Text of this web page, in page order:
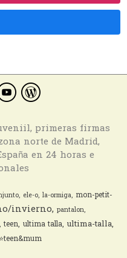
primeras firmas
norte de Madrid,
en 24 horas e
ele-o la-ormiga mon-petit-
invierno pantalon
teen ultima talla ultima-talla